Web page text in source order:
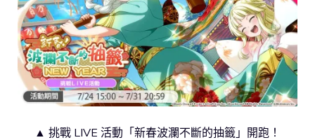
▲ 挑戰 LIVE 活動「新春波瀾不斷的抽籤」開跑！